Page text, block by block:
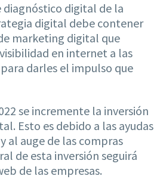
diagnóstico digital de la
digital debe contener
marketing digital que
en internet a las
darles el impulso que
se incremente la inversión
Esto es debido a las ayudas
al auge de las compras
de esta inversión seguirá
de las empresas.